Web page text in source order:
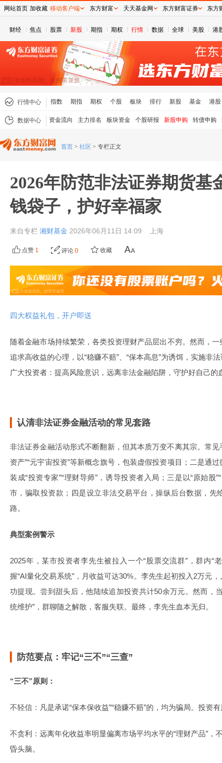
财经 焦点 股票 新股 期指 期权 行情 数据 全球 美股 港
行情中心 指数 期指 期权 个股 板块 排行 新股 基金 港股
数据中心 资金流向 主力排名 板块资金 个股研报 新股申购 转债申购
首页 > 社区 > 专栏正文
2026年防范非法证券期货基
钱袋子，护好幸福家
来自专栏 湘财基金 2026年06月11日 14:09 上海
点赞 1 评论 0 收藏
四大权益礼包，开户即送
随着金融市场持续繁荣，各类投资理财产品层出不穷。然而，
追求高收益的心理，以“稳赚不赔”、“保本高息”为诱饵，实施非
广大投资者：提高风险意识，远离非法金融陷阱，守护好自己的
认清非法证券金融活动的常见套路
非法证券金融活动形式不断翻新，但其本质万变不离其宗。常见
资产”“元宇宙投资”等新概念旗号，包装虚假投资项目；二是通
装成“投资专家”“理财导师”，诱导投资者入局；三是以“原始股
市，骗取投资款；四是设立非法交易平台，操纵后台数据，先
路。
典型案例警示
2025年，某市投资者李先生被拉入一个“股票交流群”，群内“
握“AI量化交易系统”，月收益可达30%。李先生起初投入2万元
功提现。尝到甜头后，他陆续追加投资共计50余万元。然而，
统维护”，群聊随之解散，客服失联。最终，李先生血本无归。
防范要点：牢记“三不”“三查”
“三不”原则：
不轻信：凡是承诺“保本保收益”“稳赚不赔”的，均为骗局。投资
不贪利：远离年化收益率明显偏离市场平均水平的“理财产品”，
昏头脑。
网站首页 加收藏 移动客户端 东方财富 天天基金网 东方财富证券 东方